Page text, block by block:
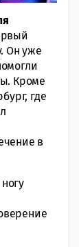
Он уже
Кроме
где
в